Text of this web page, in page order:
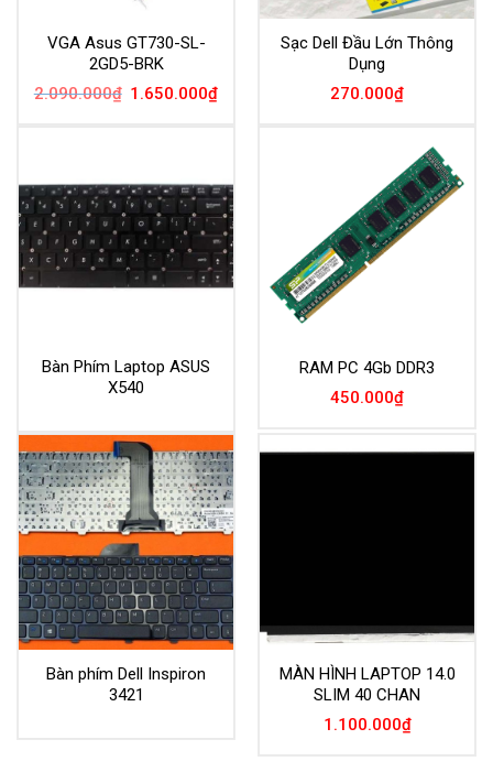
VGA Asus GT730-SL-
2GD5-BRK
2.090.000₫ Giá
1.650.000₫Giá
Sạc Dell Đầu Lớn Thông
Dụng
270.000₫
Bàn Phím Laptop ASUS
X540
RAM PC 4Gb DDR3
450.000₫
Bàn phím Dell Inspiron
3421
MÀN HÌNH LAPTOP 14.0
SLIM 40 CHAN
1.100.000₫